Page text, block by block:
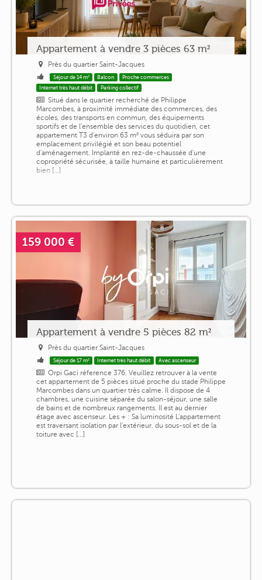
Appartement à vendre 3 pièces 63 m²
Près du quartier Saint-Jacques
Séjour de 14 m² Balcon
Proche commerces
Internet très haut débit
Parking collectif
Situé dans le quartier recherché de Philippe
Marcombes, à proximité immédiate des commerces, des
écoles, des transports en commun, des équipements
sportifs et de l'ensemble des services du quotidien, cet
appartement T3 d'environ 63 m² vous séduira par son
emplacement privilégié et son beau potentiel
d'aménagement. Implanté en rez-de-chaussée d'une
copropriété sécurisée, à taille humaine et particulièrement
bien [...]
159 000 €
Appartement à vendre 5 pièces 82 m²
Près du quartier Saint-Jacques
Séjour de 17 m² Internet très haut débit Avec ascenseur
Orpi Gaci réference 376. Veuillez retrouver à la vente
cet appartement de 5 pièces situé proche du stade Philippe
Marcombes dans un quartier très calme. Il dispose de 4
chambres, une cuisine séparée du salon-séjour, une salle
de bains et de nombreux rangements. Il est au dernier
étage avec ascenseur. Les + : Sa luminosité L'appartement
est traversant isolation par l'extérieur, du sous-sol et de la
toiture avec [...]